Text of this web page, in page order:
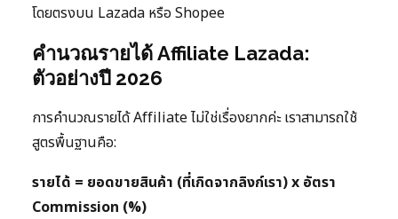
โดยตรงบน Lazada หรือ Shopee
คำนวณรายได้ Affiliate Lazada:
ตัวอย่างปี 2026
การคำนวณรายได้ Affiliate ไม่ใช่เรื่องยากค่ะ เราสามารถใช้
สูตรพื้นฐานคือ:
รายได้ = ยอดขายสินค้า (ที่เกิดจากลิงก์เรา) x อัตรา
Commission (%)